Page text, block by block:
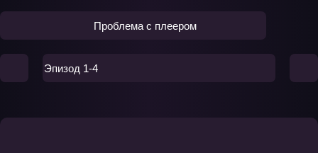
Проблема с плеером
Эпизод 1-4